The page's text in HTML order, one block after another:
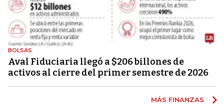
BOLSAS
Aval Fiduciaria llegó a $206 billones de
activos al cierre del primer semestre de 2026
MÁS FINANZAS